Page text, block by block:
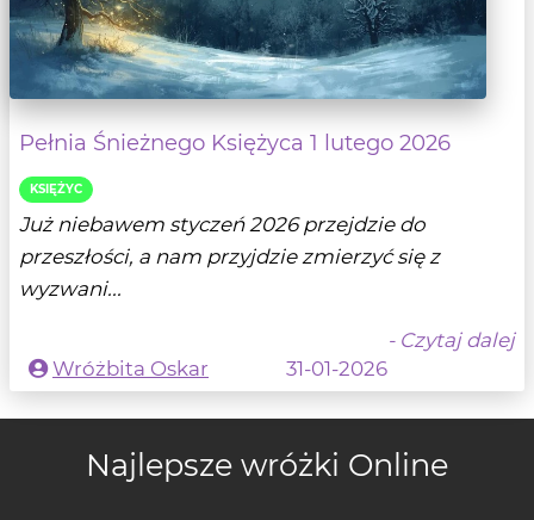
Pełnia Śnieżnego Księżyca 1 lutego 2026
KSIĘŻYC
Już niebawem styczeń 2026 przejdzie do
przeszłości, a nam przyjdzie zmierzyć się z
wyzwani...
- Czytaj dalej
Wróżbita Oskar
31-01-2026
Najlepsze wróżki Online